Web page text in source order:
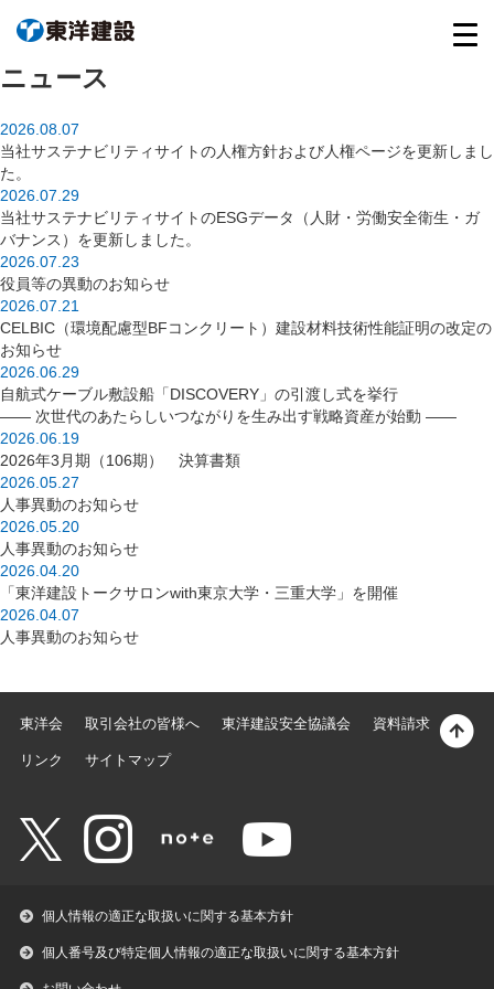
ニュース
2026.08.07
当社サステナビリティサイトの人権方針および人権ページを更新しまし
た。
2026.07.29
当社サステナビリティサイトのESGデータ（人財・労働安全衛生・ガ
バナンス）を更新しました。
2026.07.23
役員等の異動のお知らせ
2026.07.21
CELBIC（環境配慮型BFコンクリート）建設材料技術性能証明の改定の
お知らせ
2026.06.29
自航式ケーブル敷設船「DISCOVERY」の引渡し式を挙行
―― 次世代のあたらしいつながりを生み出す戦略資産が始動 ――
2026.06.19
2026年3月期（106期） 決算書類
2026.05.27
人事異動のお知らせ
2026.05.20
人事異動のお知らせ
2026.04.20
「東洋建設トークサロンwith東京大学・三重大学」を開催
2026.04.07
人事異動のお知らせ
東洋会 取引会社の皆様へ 東洋建設安全協議会 資料請求
リンク サイトマップ
個人情報の適正な取扱いに関する基本方針
個人番号及び特定個人情報の適正な取扱いに関する基本方針